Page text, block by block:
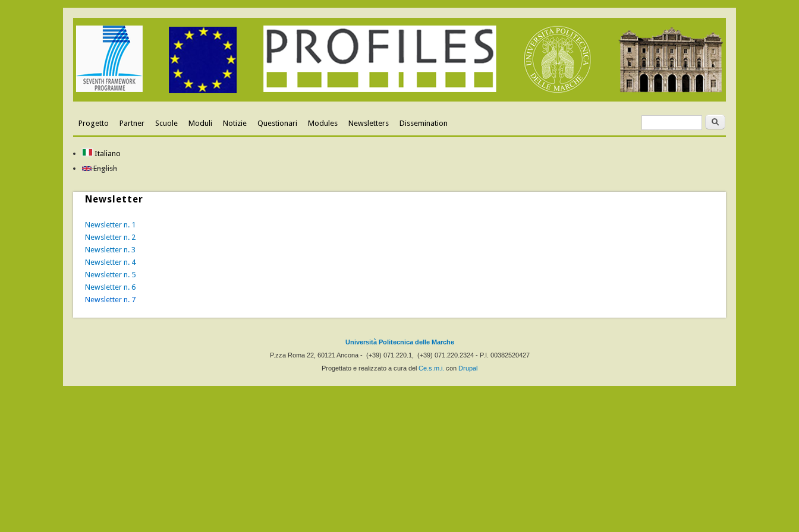
Progetto Partner Scuole Moduli Notizie Questionari Modules Newsletters Dissemination
Cerca
Italiano
English
Newsletter
Newsletter n. 1
Newsletter n. 2
Newsletter n. 3
Newsletter n. 4
Newsletter n. 5
Newsletter n. 6
Newsletter n. 7
Università Politecnica delle Marche
P.zza Roma 22, 60121 Ancona - (+39) 071.220.1,
(+39) 071.220.2324 - P.I. 00382520427
Progettato e realizzato a cura del Ce.s.m.i. con Drupal